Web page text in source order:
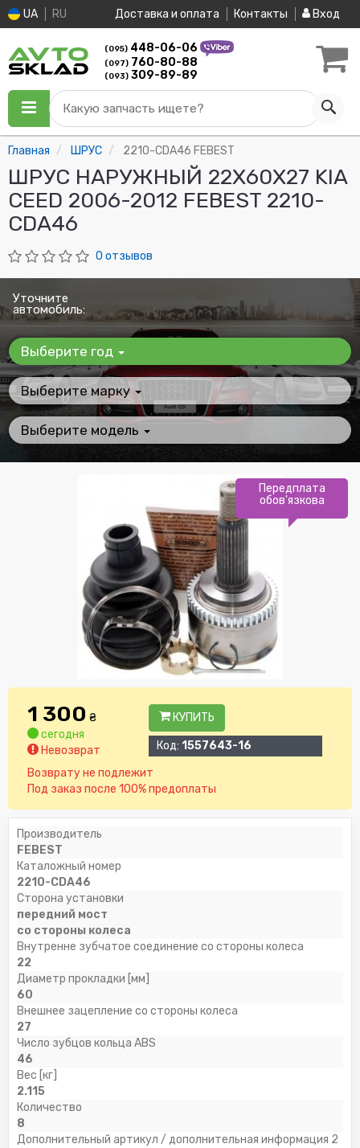
UA RU Доставка и оплата Контакты Вход
(095) 448-06-06
(097) 760-80-88
(093) 309-89-89
Какую запчасть ищете?
Главная ШРУС 2210-CDA46 FEBEST
ШРУС НАРУЖНЫЙ 22X60X27 KIA
CEED 2006-2012 FEBEST 2210-
CDA46
0 отзывов
Уточните
автомобиль:
Выберите год
Выберите марку
Выберите модель
Передплата
обов'язкова
1 300 ₴
сегодня
Невозврат
КУПИТЬ
Код: 1557643-16
Возврату не подлежит
Под заказ после 100% предоплаты
Производитель
FEBEST
Каталожный номер
2210-CDA46
Сторона установки
передний мост
со стороны колеса
Внутренне зубчатое соединение со стороны колеса
22
Диаметр прокладки [мм]
60
Внешнее зацепление со стороны колеса
27
Число зубцов кольца ABS
46
Вес [кг]
2.115
Количество
8
Дополнительный артикул / дополнительная информация 2